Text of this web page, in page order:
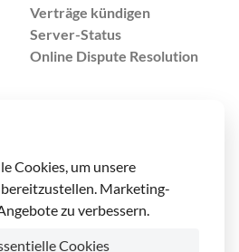
Verträge kündigen
Server-Status
Online Dispute Resolution
Cookies, um unsere
Marketing-
zu verbessern.
Cookies